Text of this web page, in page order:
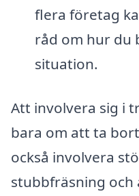
flera företag
råd om hur du
situation.
Att involvera sig i
bara om att ta
också involvera
stubbfräsning